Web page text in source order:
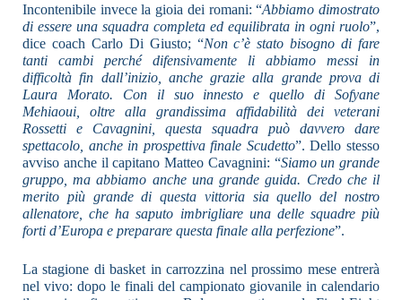
Incontenibile invece la gioia dei romani: “Abbiamo dimostrato
di essere una squadra completa ed equilibrata in ogni ruolo”,
dice coach Carlo Di Giusto; “Non c’è stato bisogno di fare
tanti cambi perché difensivamente li abbiamo messi in
difficoltà fin dall’inizio, anche grazie alla grande prova di
Laura Morato. Con il suo innesto e quello di Sofyane
Mehiaoui, oltre alla grandissima affidabilità dei veterani
Rossetti e Cavagnini, questa squadra può davvero dare
spettacolo, anche in prospettiva finale Scudetto”. Dello stesso
avviso anche il capitano Matteo Cavagnini: “Siamo un grande
gruppo, ma abbiamo anche una grande guida. Credo che il
merito più grande di questa vittoria sia quello del nostro
allenatore, che ha saputo imbrigliare una delle squadre più
forti d’Europa e preparare questa finale alla perfezione”.
La stagione di basket in carrozzina nel prossimo mese entrerà
nel vivo: dopo le finali del campionato giovanile in calendario